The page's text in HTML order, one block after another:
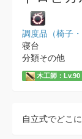
調度品（椅子・
寝台
分類その他
木工師：Lv.90
自立式でどこ